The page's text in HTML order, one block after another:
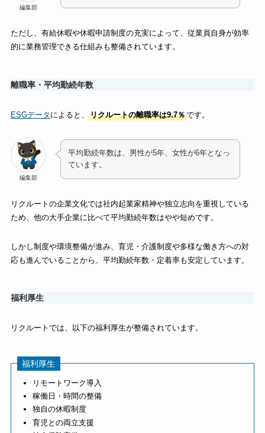
編集部
ただし、有給休暇や休暇申請制度の充実によって、従業員自身が効率
的に業務管理できる仕組みも整備されています。
離職率・平均勤続年数
ESGデータ によると、 リクルートの離職率は9.7％です。
編集部
平均勤続年数は、男性が5年、女性が6年となっ
ています。
リクルートの企業文化では社内起業家精神や独立志向を重視している
ため、他の大手企業に比べて平均勤続年数はやや短めです。
しかし制度や環境整備が進み、育児・介護制度や多様な働き方への対
応も進んでいることから、平均勤続年数・定着率も安定しています。
福利厚生
リクルートでは、以下の福利厚生が整備されています。
福利厚生
リモートワーク導入
稼働日・時間の整備
独自の休暇制度
育児との両立支援